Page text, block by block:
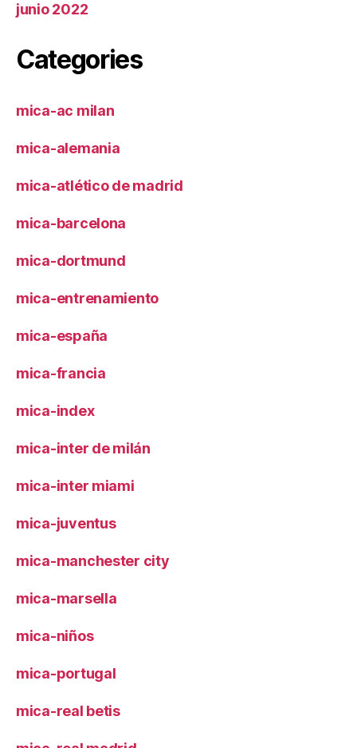
junio 2022
Categories
mica-ac milan
mica-alemania
mica-atlético de madrid
mica-barcelona
mica-dortmund
mica-entrenamiento
mica-españa
mica-francia
mica-index
mica-inter de milán
mica-inter miami
mica-juventus
mica-manchester city
mica-marsella
mica-niños
mica-portugal
mica-real betis